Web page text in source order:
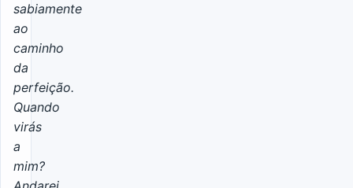
sabiamente
ao
caminho
da
perfeição.
Quando
virás
a
mim?